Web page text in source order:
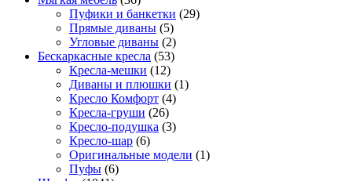
Пуфики и банкетки (29)
Прямые диваны (5)
Угловые диваны (2)
Бескаркасные кресла (53)
Кресла-мешки (12)
Диваны и плюшки (1)
Кресло Комфорт (4)
Кресла-груши (26)
Кресло-подушка (3)
Кресло-шар (6)
Оригинальные модели (1)
Пуфы (6)